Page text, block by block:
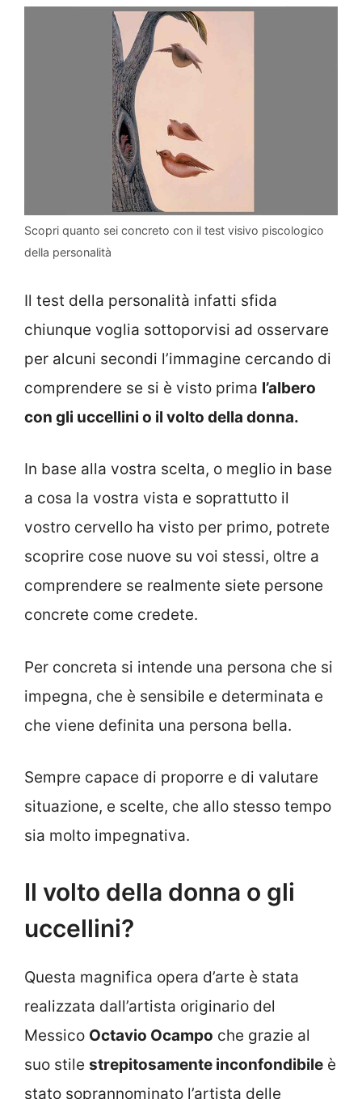
Scopri quanto sei concreto con il test visivo piscologico
della personalità
Il test della personalità infatti sfida
chiunque voglia sottoporvisi ad osservare
per alcuni secondi l’immagine cercando di
comprendere se si è visto prima l’albero
con gli uccellini o il volto della donna.
In base alla vostra scelta, o meglio in base
a cosa la vostra vista e soprattutto il
vostro cervello ha visto per primo, potrete
scoprire cose nuove su voi stessi, oltre a
comprendere se realmente siete persone
concrete come credete.
Per concreta si intende una persona che si
impegna, che è sensibile e determinata e
che viene definita una persona bella.
Sempre capace di proporre e di valutare
situazione, e scelte, che allo stesso tempo
sia molto impegnativa.
Il volto della donna o gli
uccellini?
Questa magnifica opera d’arte è stata
realizzata dall’artista originario del
Messico Octavio Ocampo che grazie al
suo stile strepitosamente inconfondibile è
stato soprannominato l’artista delle